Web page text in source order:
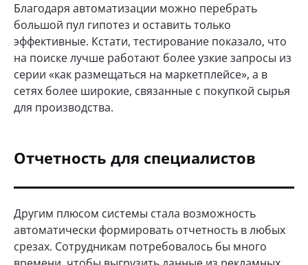
Благодаря автоматизации можно перебрать
большой пул гипотез и оставить только
эффективные. Кстати, тестирование показало, что
на поиске лучше работают более узкие запросы из
серии «как размещаться на маркетплейсе», а в
сетях более широкие, связанные с покупкой сырья
для производства.
Отчетность для специалистов
Другим плюсом системы стала возможность
автоматически формировать отчетность в любых
срезах. Сотрудникам потребовалось бы много